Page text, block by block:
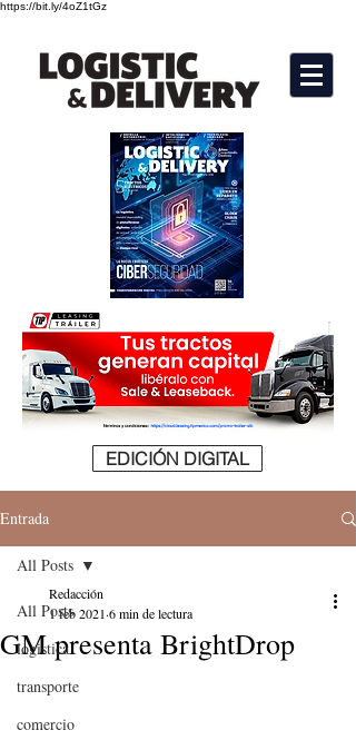
https://bit.ly/4oZ1tGz
EDICIÓN DIGITAL
Entrada
All Posts
logistica
transporte
comercio
All Posts
GM presenta BrightDrop
Redacción
1 feb 2021 6 min de lectura